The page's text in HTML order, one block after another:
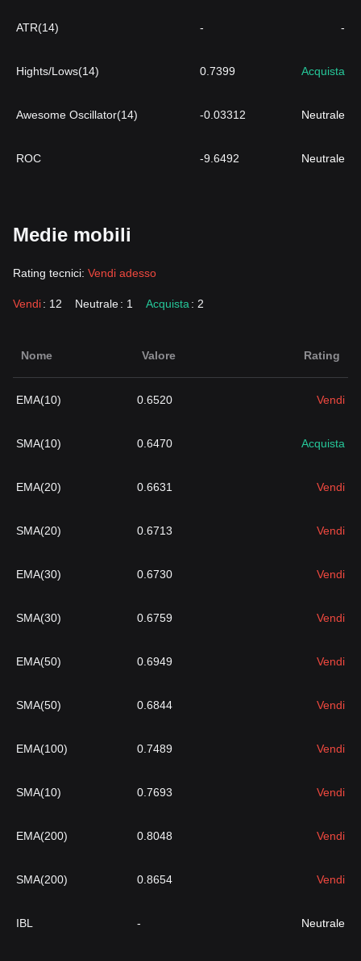
ATR(14) - -
Hights/Lows(14) 0.7399 Acquista
Awesome Oscillator(14) -0.03312 Neutrale
ROC -9.6492 Neutrale
Medie mobili
Rating tecnici: Vendi adesso
Vendi: 12 Neutrale: 1 Acquista : 2
Nome Valore Rating
EMA(10) 0.6520 Vendi
SMA(10) 0.6470 Acquista
EMA(20) 0.6631 Vendi
SMA(20) 0.6713 Vendi
EMA(30) 0.6730 Vendi
SMA(30) 0.6759 Vendi
EMA(50) 0.6949 Vendi
SMA(50) 0.6844 Vendi
EMA(100) 0.7489 Vendi
SMA(10) 0.7693 Vendi
EMA(200) 0.8048 Vendi
SMA(200) 0.8654 Vendi
IBL - Neutrale